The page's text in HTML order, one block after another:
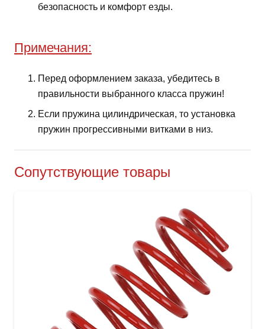
безопасность и комфорт езды.
Примечания:
Перед оформлением заказа, убедитесь в
правильности выбранного класса пружин!
Если пружина цилиндрическая, то установка
пружин прогрессивными витками в низ.
Сопутствующие товары